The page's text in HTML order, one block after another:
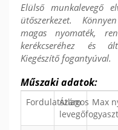
Elülső munkalevegő
ütőszerkezet.
magas nyomaték,
kerékcseréhez és
Kiegészítő fogantyúval.
Műszaki adatok:
Fordulatszám
Átlagos Max